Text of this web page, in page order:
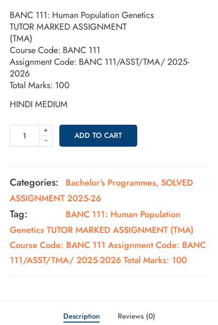
BANC 111: Human Population Genetics
TUTOR MARKED ASSIGNMENT
(TMA)
Course Code: BANC 111
Assignment Code: BANC 111/ASST/TMA/ 2025-
2026
Total Marks: 100
HINDI MEDIUM
-
+
ADD TO CART
Categories: Bachelor's Programmes, SOLVED
ASSIGNMENT 2025-26
Tag:
BANC 111: Human Population
Genetics TUTOR MARKED ASSIGNMENT (TMA)
Course Code: BANC 111 Assignment Code: BANC
111/ASST/TMA/ 2025-2026 Total Marks: 100
Description Reviews (0)